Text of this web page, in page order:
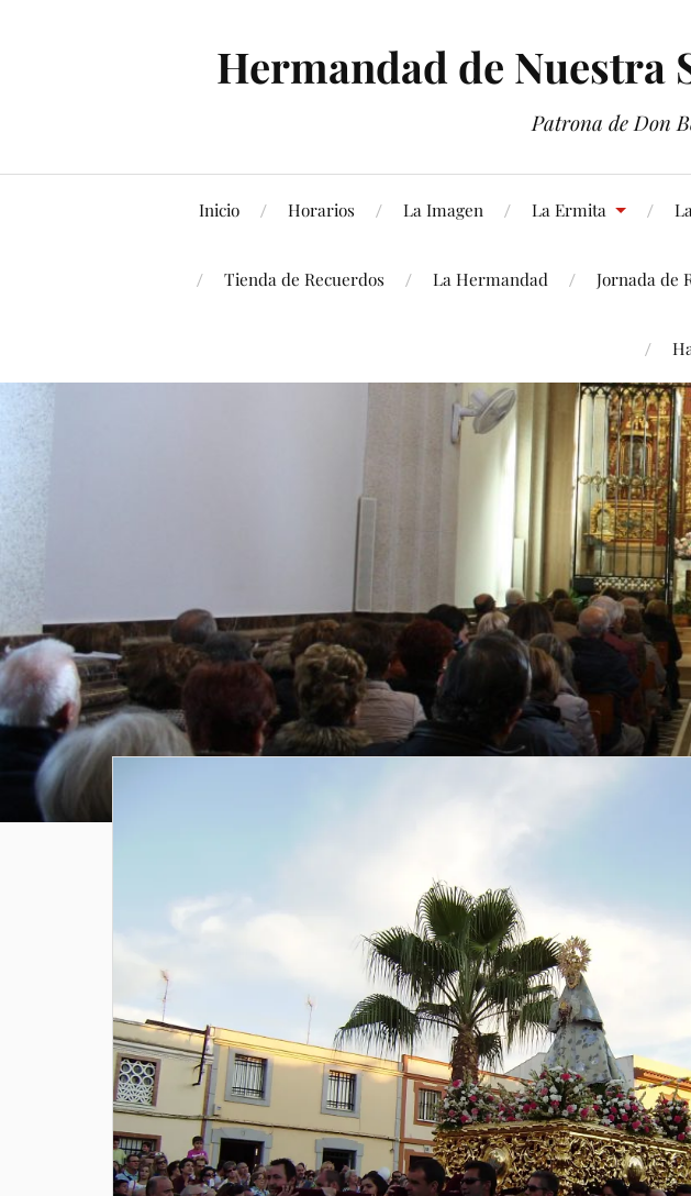
Hermandad de Nuestra
Patrona de Don
Inicio Horarios La Imagen La Ermita
Tienda de Recuerdos La Hermandad Jornada de